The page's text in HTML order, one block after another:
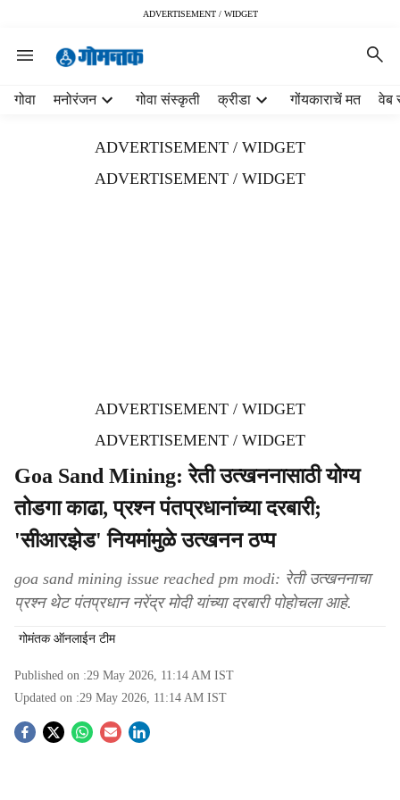
ADVERTISEMENT / WIDGET
गोवा मनोरंजन गोवा संस्कृती क्रीडा गोंयकाराचें मत वेब
ADVERTISEMENT / WIDGET
ADVERTISEMENT / WIDGET
ADVERTISEMENT / WIDGET
ADVERTISEMENT / WIDGET
Goa Sand Mining: रेती उत्खननासाठी योग्य
तोडगा काढा, प्रश्‍‍न पंतप्रधानांच्या दरबारी;
'सीआरझेड' नियमांमुळे उत्खनन ठप्प
goa sand mining issue reached pm modi: रेती उत्खननाचा
प्रश्‍‍न थेट पंतप्रधान नरेंद्र मोदी यांच्या दरबारी पोहोचला आहे.
गोमंतक ऑनलाईन टीम
Published on :29 May 2026, 11:14 AM IST
Updated on :29 May 2026, 11:14 AM IST
S